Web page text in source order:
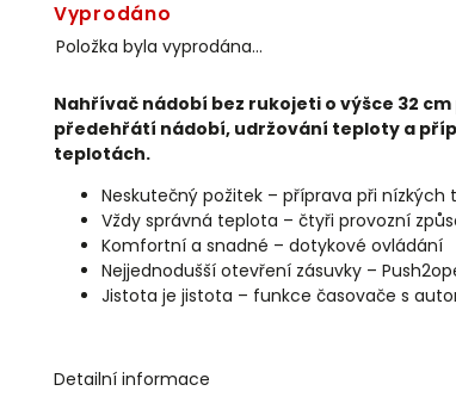
Vyprodáno
Položka byla vyprodána…
Nahřívač nádobí bez rukojeti o výšce 32
předehřátí nádobí, udržování teploty a
teplotách.
Neskutečný požitek – příprava při nízkých
Vždy správná teplota – čtyři provozní
Komfortní a snadné – dotykové ovládání
Nejjednodušší otevření zásuvky –
Jistota je jistota – funkce časovače s
Detailní informace